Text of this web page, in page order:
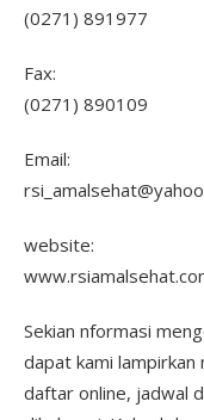
(0271) 891977
Fax:
(0271) 890109
Email:
website:
Sekian nformasi
dapat kami
daftar online, jadwal